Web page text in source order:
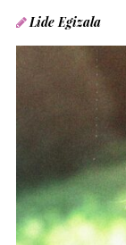
Lide Egizala